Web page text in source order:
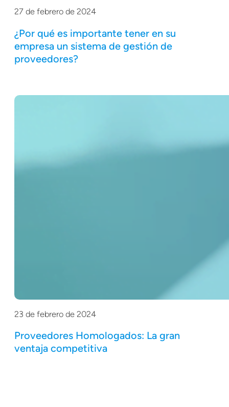
27 de febrero de 2024
¿Por qué es importante tener en su
empresa un sistema de gestión de
proveedores?
23 de febrero de 2024
Proveedores Homologados: La gran
ventaja competitiva